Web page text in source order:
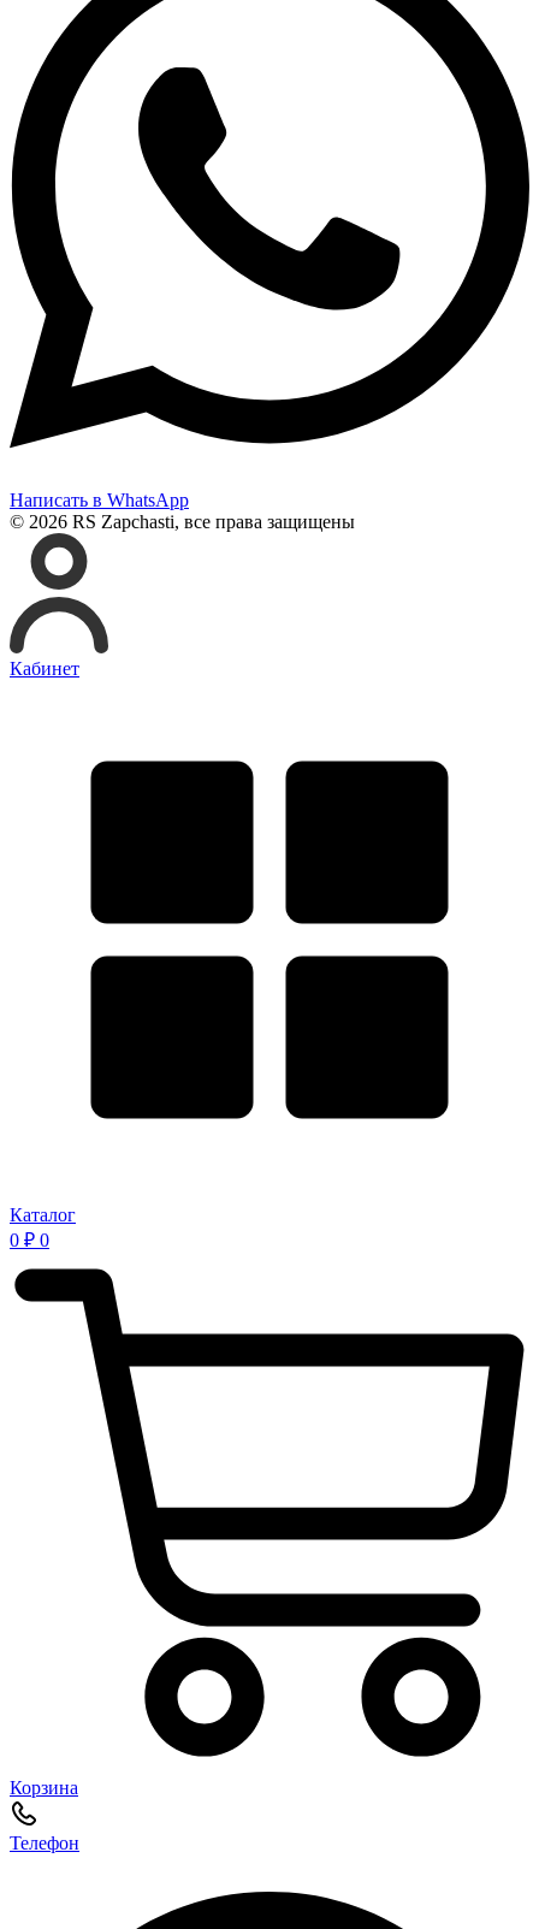
Написать в WhatsApp
© 2026 RS Zapchasti, все права защищены
Кабинет
Каталог
0 ₽ 0
Корзина
Телефон